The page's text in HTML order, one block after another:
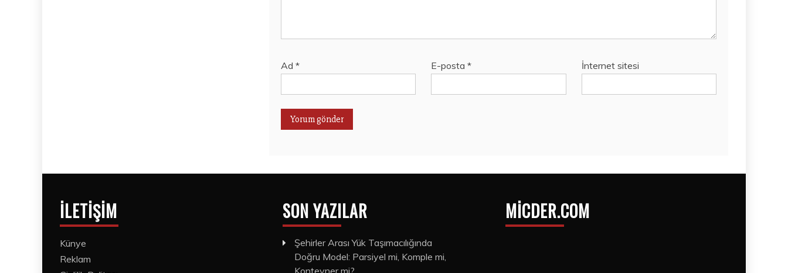
Ad * E-posta* İnternet sitesi
İLETIŞIM
Künye
Reklam
SON YAZILAR
Şehirler Arası Yük Taşımacılığında
Doğru Model: Parsiyel mi, Komple mi,
Konteyner mi?
MICDER.COM